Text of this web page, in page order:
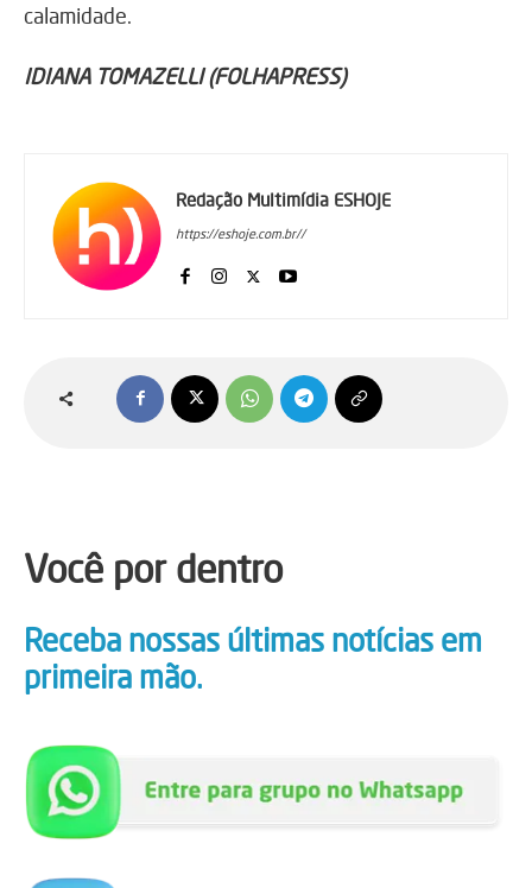
calamidade.
IDIANA TOMAZELLI (FOLHAPRESS)
Redação Multimídia ESHOJE
https://eshoje.com.br//
Você por dentro
Receba nossas últimas notícias em
primeira mão.